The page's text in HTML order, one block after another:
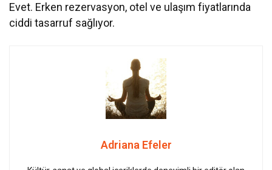
Evet. Erken rezervasyon, otel ve ulaşım fiyatlarında
ciddi tasarruf sağlıyor.
Adriana Efeler